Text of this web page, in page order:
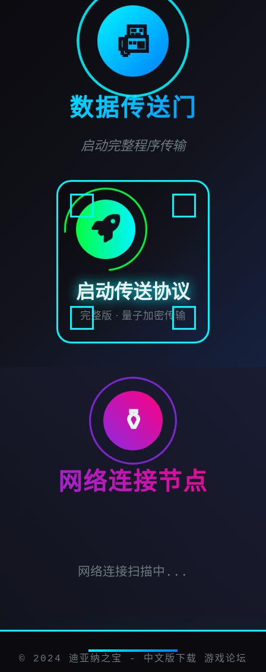
📠
数据传送门
启动完整程序传输
启动传送协议
完整版 · 量子加密传输
⚱️
网络连接节点
网络连接扫描中...
© 2024 迪亚纳之宝 - 中文版下载 游戏论坛